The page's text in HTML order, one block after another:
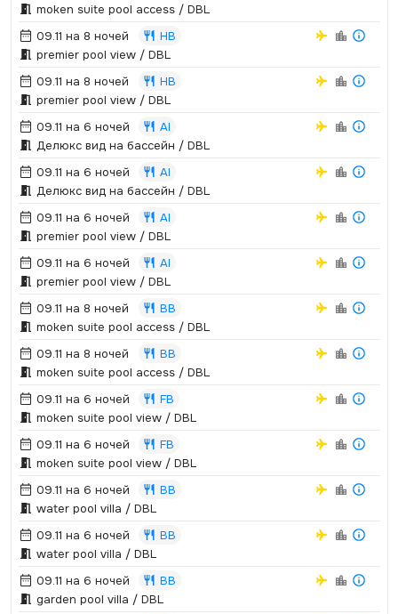
moken suite pool access / DBL
09.11 на 8 ночей
HB
premier pool view / DBL
09.11 на 8 ночей
HB
premier pool view / DBL
09.11 на 6 ночей
AI
Делюкс вид на бассейн / DBL
09.11 на 6 ночей
AI
Делюкс вид на бассейн / DBL
09.11 на 6 ночей
AI
premier pool view / DBL
09.11 на 6 ночей
AI
premier pool view / DBL
09.11 на 8 ночей
BB
moken suite pool access / DBL
09.11 на 8 ночей
BB
moken suite pool access / DBL
09.11 на 6 ночей
FB
moken suite pool view / DBL
09.11 на 6 ночей
FB
moken suite pool view / DBL
09.11 на 6 ночей
BB
water pool villa / DBL
09.11 на 6 ночей
BB
water pool villa / DBL
09.11 на 6 ночей
BB
garden pool villa / DBL